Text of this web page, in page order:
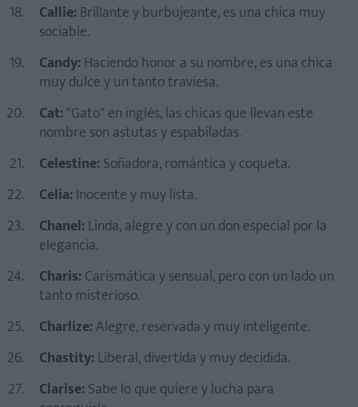
Callie:Brillante y burbujeante, es una chica muy
sociable.
Candy:Haciendo honor a su nombre, es una chica
muy dulce y un tanto traviesa.
Cat:"Gato" en inglés, las chicas que llevan este
nombre son astutas y espabiladas.
Celestine:Soñadora, romántica y coqueta.
Celia:Inocente y muy lista.
Chanel:Linda, alegre y con un don especial por la
elegancia.
Charis:Carismática y sensual, pero con un lado un
tanto misterioso.
Charlize:Alegre, reservada y muy inteligente.
Chastity:Liberal, divertida y muy decidida.
Clarise:Sabe lo que quiere y lucha para